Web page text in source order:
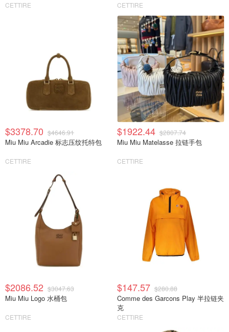
CETTIRE CETTIRE
$3378.70 $4646.91
Miu Miu Arcadie 标志压纹托特包
CETTIRE
$1922.44 $2807.74
Miu Miu Matelasse 拉链手包
CETTIRE
$2086.52 $3047.63
Miu Miu Logo 水桶包
CETTIRE
$147.57 $280.88
Comme des Garcons Play 半拉链夹
克
CETTIRE